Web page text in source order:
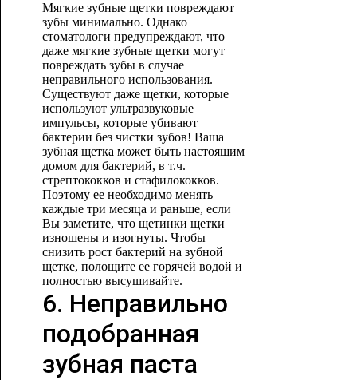
Мягкие зубные щетки повреждают
зубы минимально. Однако
стоматологи предупреждают, что
даже мягкие зубные щетки могут
повреждать зубы в случае
неправильного использования.
Существуют даже щетки, которые
используют ультразвуковые
импульсы, которые убивают
бактерии без чистки зубов! Ваша
зубная щетка может быть настоящим
домом для бактерий, в т.ч.
стрептококков и стафилококков.
Поэтому ее необходимо менять
каждые три месяца и раньше, если
Вы заметите, что щетинки щетки
изношены и изогнуты. Чтобы
снизить рост бактерий на зубной
щетке, полощите ее горячей водой и
полностью высушивайте.
6. Неправильно
подобранная
зубная паста